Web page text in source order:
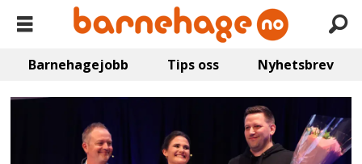
Barnehagejobb Tips oss Nyhetsbrev